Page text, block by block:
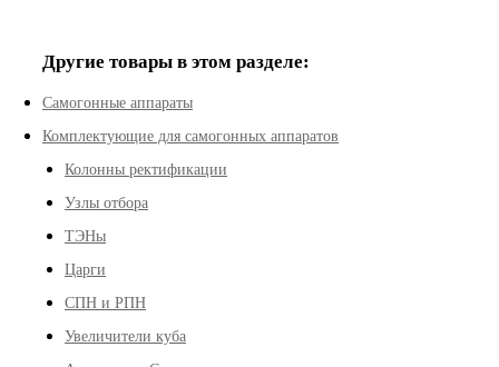
Другие товары в этом разделе:
Самогонные аппараты
Комплектующие для самогонных аппаратов
Колонны ректификации
Узлы отбора
ТЭНы
Царги
СПН и РПН
Увеличители куба